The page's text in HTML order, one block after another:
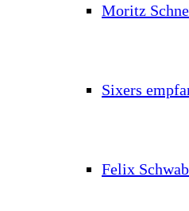
Moritz
Sixers
Felix